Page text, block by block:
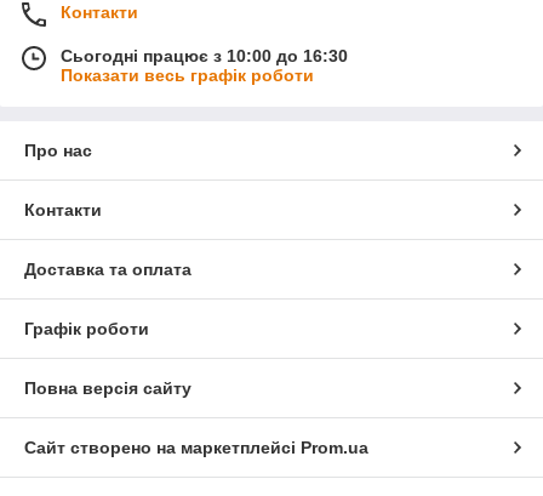
Контакти
Сьогодні працює з 10:00 до 16:30
Показати весь графік роботи
Про нас
Контакти
Доставка та оплата
Графік роботи
Повна версія сайту
Сайт створено на маркетплейсі Prom.ua